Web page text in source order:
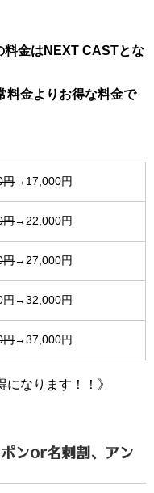
料金はNEXT CASTとな
料金よりお得な料金で
円→17,000円
円→22,000円
円→27,000円
円→32,000円
円→37,000円
になります！！》
ンor名刺割、アン